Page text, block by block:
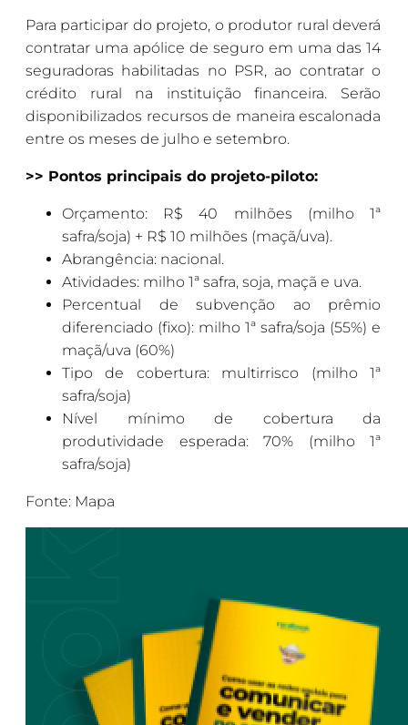
Para participar do projeto, o produtor rural deverá
contratar uma apólice de seguro em uma das 14
seguradoras habilitadas no PSR, ao contratar o
crédito rural na instituição financeira. Serão
disponibilizados recursos de maneira escalonada
entre os meses de julho e setembro.
>> Pontos principais do projeto-piloto:
Orçamento: R$ 40 milhões (milho 1ª
safra/soja) + R$ 10 milhões (maçã/uva).
Abrangência: nacional.
Atividades: milho 1ª safra, soja, maçã e uva.
Percentual de subvenção ao prêmio
diferenciado (fixo): milho 1ª safra/soja (55%) e
maçã/uva (60%)
Tipo de cobertura: multirrisco (milho 1ª
safra/soja)
Nível mínimo de cobertura da
produtividade esperada: 70% (milho 1ª
safra/soja)
Fonte: Mapa